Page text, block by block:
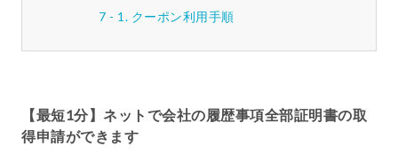
クーポン利用手順
【最短1分】ネットで会社の履歴事項全部証明書の取
得申請ができます